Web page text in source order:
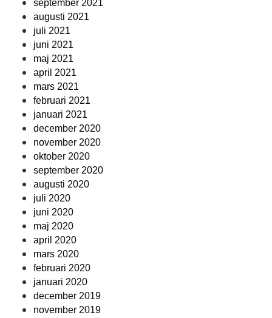
september 2021
augusti 2021
juli 2021
juni 2021
maj 2021
april 2021
mars 2021
februari 2021
januari 2021
december 2020
november 2020
oktober 2020
september 2020
augusti 2020
juli 2020
juni 2020
maj 2020
april 2020
mars 2020
februari 2020
januari 2020
december 2019
november 2019